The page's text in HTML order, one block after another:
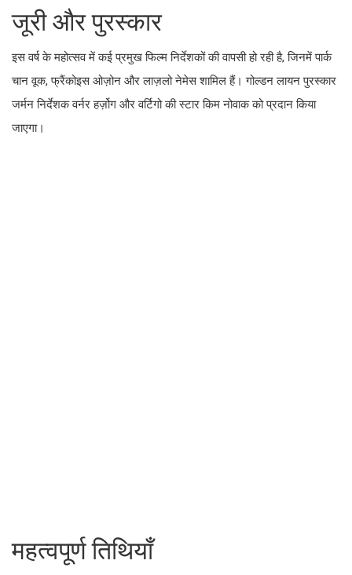
जूरी और पुरस्कार
इस वर्ष के महोत्सव में कई प्रमुख फिल्म निर्देशकों की वापसी हो रही है, जिनमें पार्क
चान वूक, फ्रैंकोइस ओज़ोन और लाज़लो नेमेस शामिल हैं। गोल्डन लायन पुरस्कार
जर्मन निर्देशक वर्नर हर्ज़ोग और वर्टिगो की स्टार किम नोवाक को प्रदान किया
जाएगा।
महत्वपूर्ण तिथियाँ